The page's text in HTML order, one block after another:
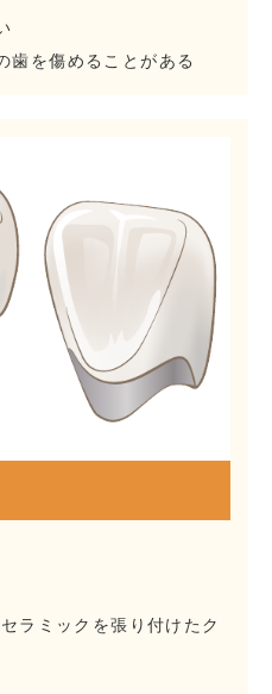
歯を傷めることがある
ラミックを張り付けたク